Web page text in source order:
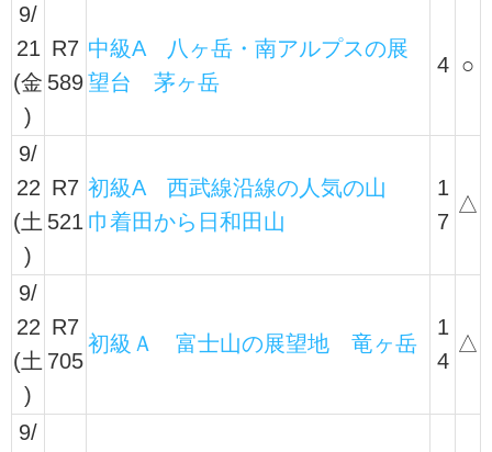
9/
21
(金
)
R7
589
中級A 八ヶ岳・南アルプスの展
望台 茅ヶ岳
4 ○
9/
22
(土
)
R7
521
初級A 西武線沿線の人気の山
巾着田から日和田山
1
7
△
9/
22
(土
)
R7
705
初級Ａ 富士山の展望地 竜ヶ岳
1
4
△
9/